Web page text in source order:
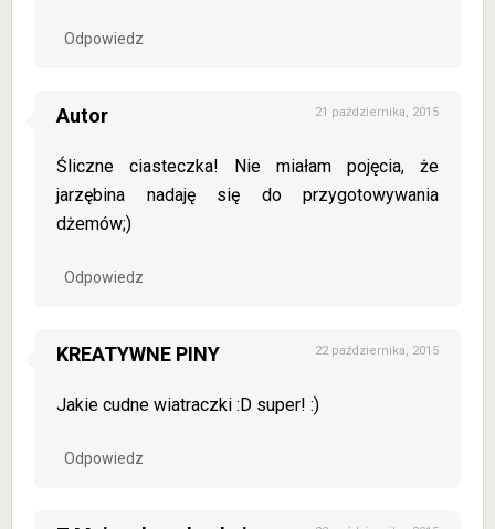
Odpowiedz
Autor 21 października, 2015
Śliczne ciasteczka! Nie miałam pojęcia, że
jarzębina nadaję się do przygotowywania
dżemów;)
Odpowiedz
KREATYWNE PINY 22 października, 2015
Jakie cudne wiatraczki :D super! :)
Odpowiedz